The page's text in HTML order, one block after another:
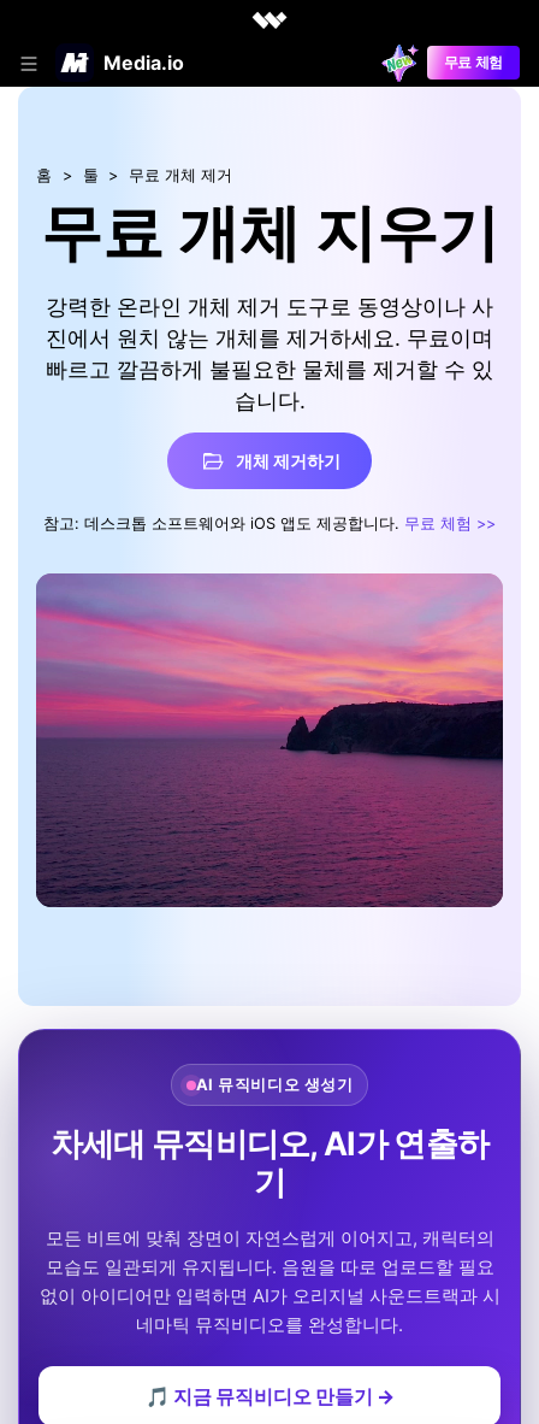
Media.io 무료 체험
무료 개체 지우기
강력한 온라인 개체 제거 도구로 동영상이나 사
진에서 원치 않는 개체를 제거하세요. 무료이며
빠르고 깔끔하게 불필요한 물체를 제거할 수 있
습니다.
개체 제거하기
참고: 데스크톱 소프트웨어와 iOS 앱도 제공합니다. 무료 체험 >>
홈 툴 무료 개체 제거
AI 뮤직비디오 생성기
차세대 뮤직비디오, AI가 연출하
기
모든 비트에 맞춰 장면이 자연스럽게 이어지고, 캐릭터의
모습도 일관되게 유지됩니다. 음원을 따로 업로드할 필요
없이 아이디어만 입력하면 AI가 오리지널 사운드트랙과 시
네마틱 뮤직비디오를 완성합니다.
🎵 지금 뮤직비디오 만들기 →